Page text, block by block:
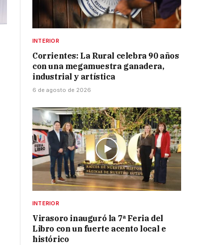
INTERIOR
Corrientes: La Rural celebra 90 años
con una megamuestra ganadera,
industrial y artística
6 de agosto de 2026
INTERIOR
Virasoro inauguró la 7ª Feria del
Libro con un fuerte acento local e
histórico